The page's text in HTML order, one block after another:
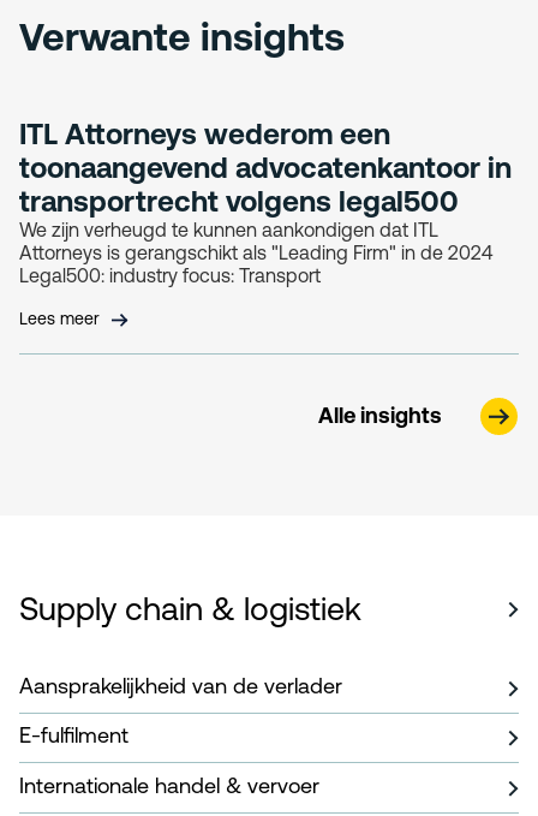
Verwante insights
ITL Attorneys wederom een
toonaangevend advocatenkantoor in
transportrecht volgens legal500
We zijn verheugd te kunnen aankondigen dat ITL
Attorneys is gerangschikt als "Leading Firm" in de 2024
Legal500: industry focus: Transport
Lees meer
Alle insights
Supply chain & logistiek
Aansprakelijkheid van de verlader
E-fulfilment
Internationale handel & vervoer